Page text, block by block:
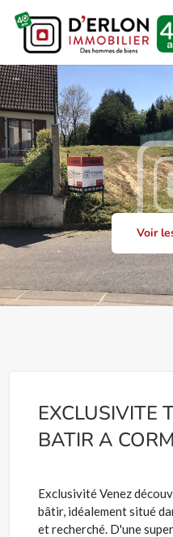
Voir
EXCLUSIVITE
BATIR A
Exclusivité Venez
bâtir, idéalement situé
et recherché. D'une